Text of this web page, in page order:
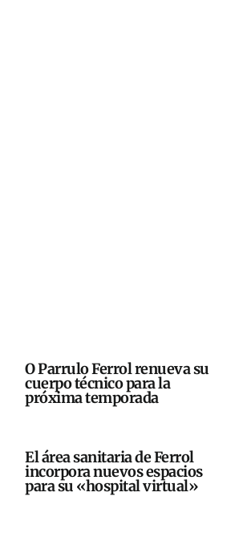
O Parrulo Ferrol renueva su
cuerpo técnico para la
próxima temporada
El área sanitaria de Ferrol
incorpora nuevos espacios
para su «hospital virtual»